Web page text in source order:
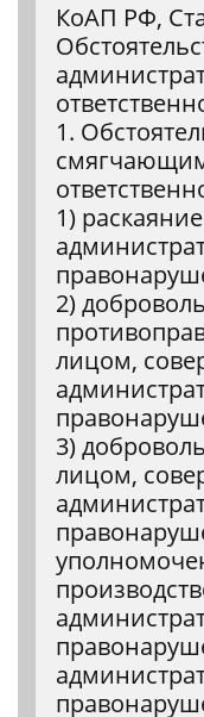
КоАП РФ,
1.
1)
2)
лицом,
3)
лицом,